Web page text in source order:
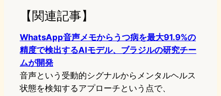
【関連記事】
WhatsApp音声メモからうつ病を最大91.9%の
精度で検出するAIモデル、ブラジルの研究チー
ムが開発
音声という受動的シグナルからメンタルヘルス
状態を検知するアプローチという点で、